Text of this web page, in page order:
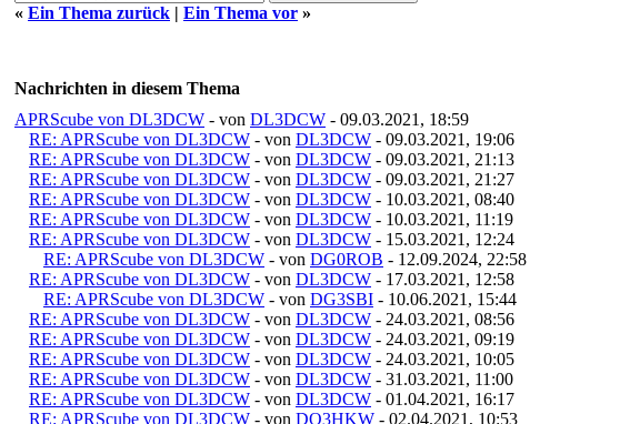
« Ein Thema zurück | Ein Thema vor »
Nachrichten in diesem Thema
APRScube von DL3DCW - von DL3DCW - 09.03.2021, 18:59
RE: APRScube von DL3DCW - von DL3DCW - 09.03.2021, 19:06
RE: APRScube von DL3DCW - von DL3DCW - 09.03.2021, 21:13
RE: APRScube von DL3DCW - von DL3DCW - 09.03.2021, 21:27
RE: APRScube von DL3DCW - von DL3DCW - 10.03.2021, 08:40
RE: APRScube von DL3DCW - von DL3DCW - 10.03.2021, 11:19
RE: APRScube von DL3DCW - von DL3DCW - 15.03.2021, 12:24
RE: APRScube von DL3DCW - von DG0ROB - 12.09.2024, 22:58
RE: APRScube von DL3DCW - von DL3DCW - 17.03.2021, 12:58
RE: APRScube von DL3DCW - von DG3SBI - 10.06.2021, 15:44
RE: APRScube von DL3DCW - von DL3DCW - 24.03.2021, 08:56
RE: APRScube von DL3DCW - von DL3DCW - 24.03.2021, 09:19
RE: APRScube von DL3DCW - von DL3DCW - 24.03.2021, 10:05
RE: APRScube von DL3DCW - von DL3DCW - 31.03.2021, 11:00
RE: APRScube von DL3DCW - von DL3DCW - 01.04.2021, 16:17
RE: APRScube von DL3DCW - von DO3HKW - 02.04.2021, 10:53